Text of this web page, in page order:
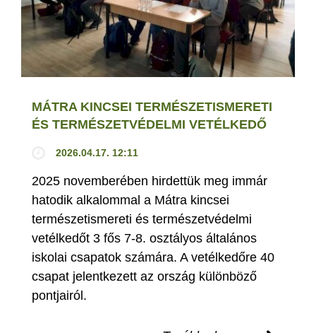
MÁTRA KINCSEI TERMÉSZETISMERETI
ÉS TERMÉSZETVÉDELMI VETÉLKEDŐ
2026.04.17. 12:11
2025 novemberében hirdettük meg immár
hatodik alkalommal a Mátra kincsei
természetismereti és természetvédelmi
vetélkedőt 3 fős 7-8. osztályos általános
iskolai csapatok számára. A vetélkedőre 40
csapat jelentkezett az ország különböző
pontjairól.